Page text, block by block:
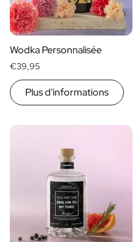
Cadeau d'anniversaire de Mariage
Cadeaux pour les couples mariés
Mise en place de la table
Message sur un cadeau
Carte à Gratter Cadeau
Cadeau pour Elle
Cadeau pour Lui
Cadeau pour Papa
Cadeau d'affaires
Private Label Spirits
Á propos de nous
Wodka Personnalisée
€39,95
Plus d'informations